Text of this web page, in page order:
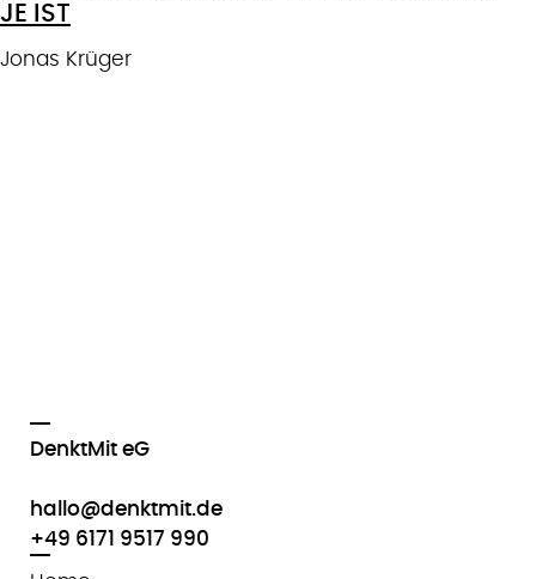
JE IST
Jonas Krüger
DenktMit eG
hallo@denktmit.de
+49 6171 9517 990